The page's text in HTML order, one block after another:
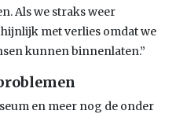
Als we straks weer
met verlies omdat we
kunnen binnenlaten.”
en meer nog de onder